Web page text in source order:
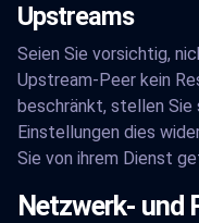
Upstreams
Seien Sie vorsichtig,
Upstream-Peer kein
beschränkt, stellen Sie
Einstellungen dies
Sie von ihrem Dienst
Netzwerk- und